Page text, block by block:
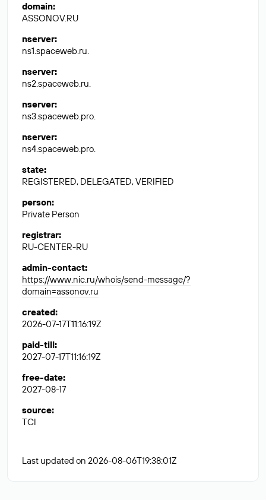
domain:
ASSONOV.RU
nserver:
ns1.spaceweb.ru.
nserver:
ns2.spaceweb.ru.
nserver:
ns3.spaceweb.pro.
nserver:
ns4.spaceweb.pro.
state:
REGISTERED, DELEGATED, VERIFIED
person:
Private Person
registrar:
RU-CENTER-RU
admin-contact:
https://www.nic.ru/whois/send-message/?
domain=assonov.ru
created:
2026-07-17T11:16:19Z
paid-till:
2027-07-17T11:16:19Z
free-date:
2027-08-17
source:
TCI
Last updated on 2026-08-06T19:38:01Z